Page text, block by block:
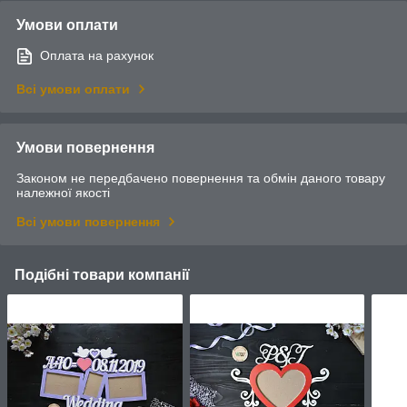
Умови оплати
Оплата на рахунок
Всі умови оплати
Умови повернення
Законом не передбачено повернення та обмін даного товару
належної якості
Всі умови повернення
Подібні товари компанії